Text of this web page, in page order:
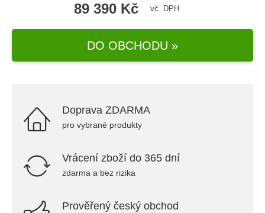
89 390 Kč vč. DPH
DO OBCHODU »
Doprava ZDARMA
pro vybrané produkty
Vrácení zboží do 365 dní
zdarma a bez rizika
Prověřený český obchod